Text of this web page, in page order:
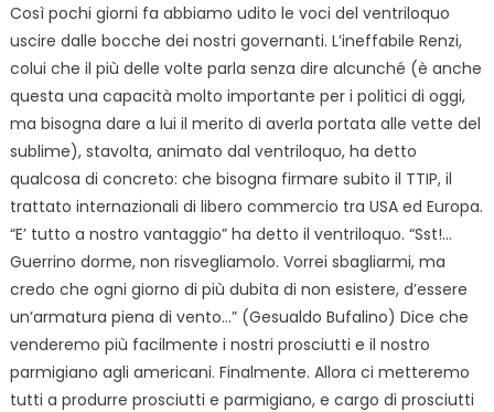
Così pochi giorni fa abbiamo udito le voci del ventriloquo
uscire dalle bocche dei nostri governanti. L’ineffabile Renzi,
colui che il più delle volte parla senza dire alcunché (è anche
questa una capacità molto importante per i politici di oggi,
ma bisogna dare a lui il merito di averla portata alle vette del
sublime), stavolta, animato dal ventriloquo, ha detto
qualcosa di concreto: che bisogna firmare subito il TTIP, il
trattato internazionali di libero commercio tra USA ed Europa.
“E’ tutto a nostro vantaggio” ha detto il ventriloquo. “Sst!…
Guerrino dorme, non risvegliamolo. Vorrei sbagliarmi, ma
credo che ogni giorno di più dubita di non esistere, d’essere
un’armatura piena di vento…” (Gesualdo Bufalino) Dice che
venderemo più facilmente i nostri prosciutti e il nostro
parmigiano agli americani. Finalmente. Allora ci metteremo
tutti a produrre prosciutti e parmigiano, e cargo di prosciutti